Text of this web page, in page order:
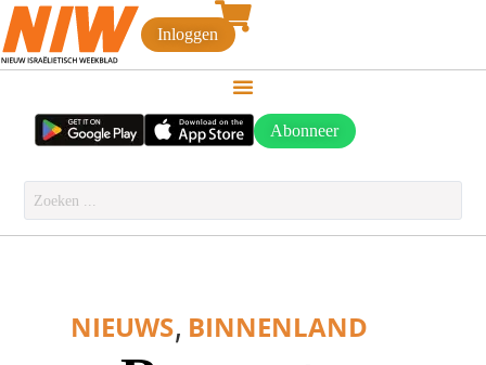
Inloggen
Abonneer
NIEUWS, BINNENLAND